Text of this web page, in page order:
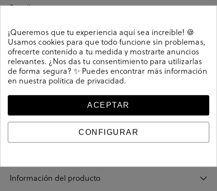
Detalles
Zapatos casual Pitillos 110 (4701) (4602) en negro. Modelo
tradicional que hara las delicias de los amantes al estilo
clasico y los atrapara con su confort y elegancia. Cierre
con cordones. La plantilla es extraible. Hecho en
España.
Referencia195625
Información del producto
¡Queremos que tu experiencia aquí sea increíble! 🍪
Usamos cookies para que todo funcione sin problemas,
ofrecerte contenido a tu medida y mostrarte anuncios
relevantes. ¿Nos das tu consentimiento para utilizarlas
de forma segura? ✨ Puedes encontrar más información
en nuestra política de privacidad.
ACEPTAR
CONFIGURAR